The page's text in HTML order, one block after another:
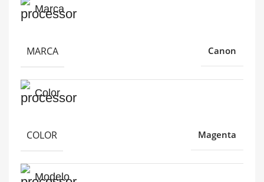
Marca
MARCA Canon
Color
COLOR Magenta
Modelo